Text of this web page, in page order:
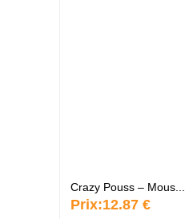
Crazy Pouss – Mous...
Prix:12.87 €